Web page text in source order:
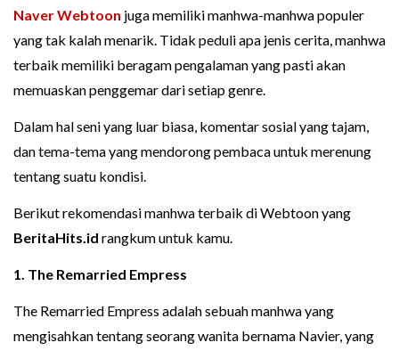
Naver Webtoon juga memiliki manhwa-manhwa populer
yang tak kalah menarik. Tidak peduli apa jenis cerita, manhwa
terbaik memiliki beragam pengalaman yang pasti akan
memuaskan penggemar dari setiap genre.
Dalam hal seni yang luar biasa, komentar sosial yang tajam,
dan tema-tema yang mendorong pembaca untuk merenung
tentang suatu kondisi.
Berikut rekomendasi manhwa terbaik di Webtoon yang
BeritaHits.id rangkum untuk kamu.
1. The Remarried Empress
The Remarried Empress adalah sebuah manhwa yang
mengisahkan tentang seorang wanita bernama Navier, yang